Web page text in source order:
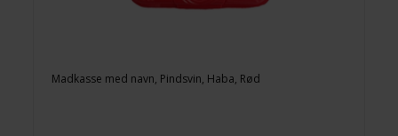
Madkasse med navn, Pindsvin, Haba, Rød